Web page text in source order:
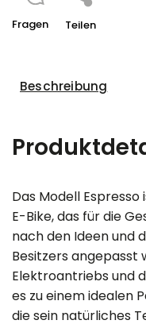
Fragen Teilen
Beschreibung
Das Modell
E-Bike, das für die
nach den Ideen und
Besitzers angepasst
Elektroantriebs und
es zu einem idealen
die sein natürliches